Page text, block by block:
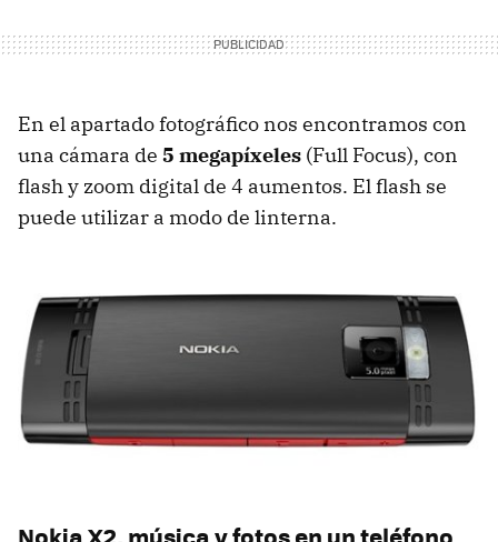
En el apartado fotográfico nos encontramos con
una cámara de 5 megapíxeles (Full Focus), con
flash y zoom digital de 4 aumentos. El flash se
puede utilizar a modo de linterna.